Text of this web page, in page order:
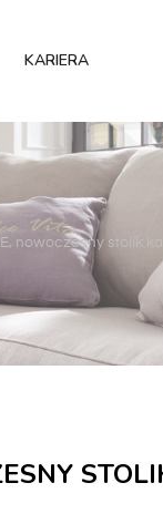
KARIERA
nowoczesny stolik